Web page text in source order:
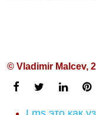
© Vladimir Malcev,